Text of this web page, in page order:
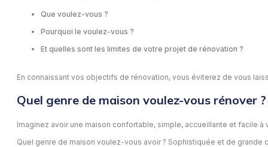
Que voulez-vous ?
Pourquoi le voulez-vous ?
Et quelles sont les limites de votre projet de rénovation ?
En connaissant vos objectifs de rénovation, vous éviterez de vous
Quel genre de maison voulez-vous rénover ?
Imaginez avoir une maison confortable, simple, accueillante et facile à
Quel genre de maison voulez-vous avoir ? Sophistiquée et de grande